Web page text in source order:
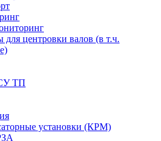
для центровки валов (в т.ч.
ТП
установки (КРМ)